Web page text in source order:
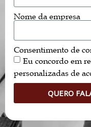
Nome da empresa
Consentimento de
Eu concordo em
personalizadas de
QUERO